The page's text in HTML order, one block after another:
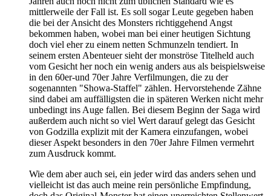
mittlerweile der Fall ist. Es soll sogar Leute gegeben haben
die bei der Ansicht des Monsters richtiggehend Angst
bekommen haben, wobei man bei einer heutigen Sichtung
doch viel eher zu einem netten Schmunzeln tendiert. In
seinem ersten Abenteuer sieht der monströse Titelheld auch
vom Gesicht her noch ein wenig anders aus als beispielsweise
in den 60er-und 70er Jahre Verfilmungen, die zu der
sogenannten "Showa-Staffel" zählen. Hervorstehende Zähne
sind dabei am auffälligsten die in späteren Werken nicht mehr
unbedingt ins Auge fallen. Bei diesem Beginn der Saga wird
außerdem auch nicht so viel Wert darauf gelegt das Gesicht
von Godzilla explizit mit der Kamera einzufangen, wobei
dieser Aspekt besonders in den 70er Jahre Filmen vermehrt
zum Ausdruck kommt.
Wie dem aber auch sei, ein jeder wird das anders sehen und
vielleicht ist das auch meine rein persönliche Empfindung,